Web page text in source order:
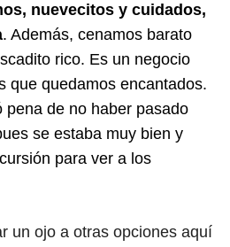
nuevecitos y cuidados,
. Además, cenamos barato
rico. Es un negocio
que quedamos encantados.
pena de no haber pasado
se estaba muy bien y
para ver a los
un ojo a otras opciones aquí